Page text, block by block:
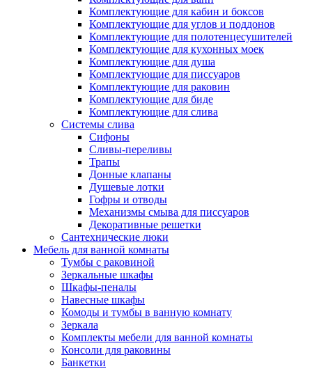
Комплектующие для кабин и боксов
Комплектующие для углов и поддонов
Комплектующие для полотенцесушителей
Комплектующие для кухонных моек
Комплектующие для душа
Комплектующие для писсуаров
Комплектующие для раковин
Комплектующие для биде
Комплектующие для слива
Системы слива
Сифоны
Сливы-переливы
Трапы
Донные клапаны
Душевые лотки
Гофры и отводы
Механизмы смыва для писсуаров
Декоративные решетки
Сантехнические люки
Мебель для ванной комнаты
Тумбы с раковиной
Зеркальные шкафы
Шкафы-пеналы
Навесные шкафы
Комоды и тумбы в ванную комнату
Зеркала
Комплекты мебели для ванной комнаты
Консоли для раковины
Банкетки